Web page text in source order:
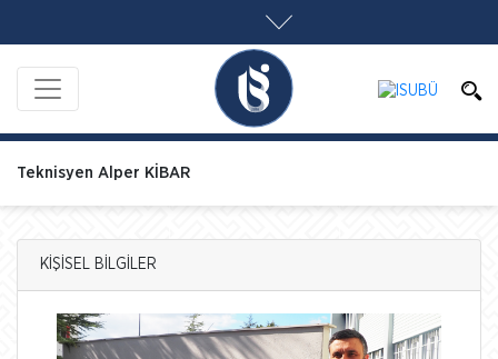
Teknisyen Alper KİBAR
KİŞİSEL BİLGİLER